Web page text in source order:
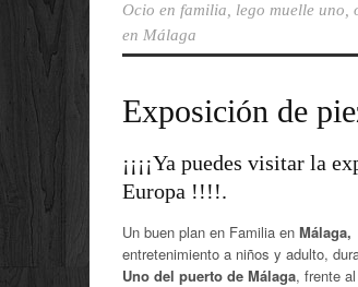
Ocio en familia
lego muelle uno
en Málaga
Exposición de
¡¡¡¡Ya puedes visitar la
Europa !!!!.
Un buen plan en Familia en Málaga,
entretenimiento a niños y adulto,
Uno del puerto de Málaga, frente al